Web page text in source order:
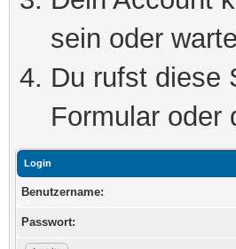
sein oder
Du rufst diese
Formular oder
Login
Benutzername:
Passwort: